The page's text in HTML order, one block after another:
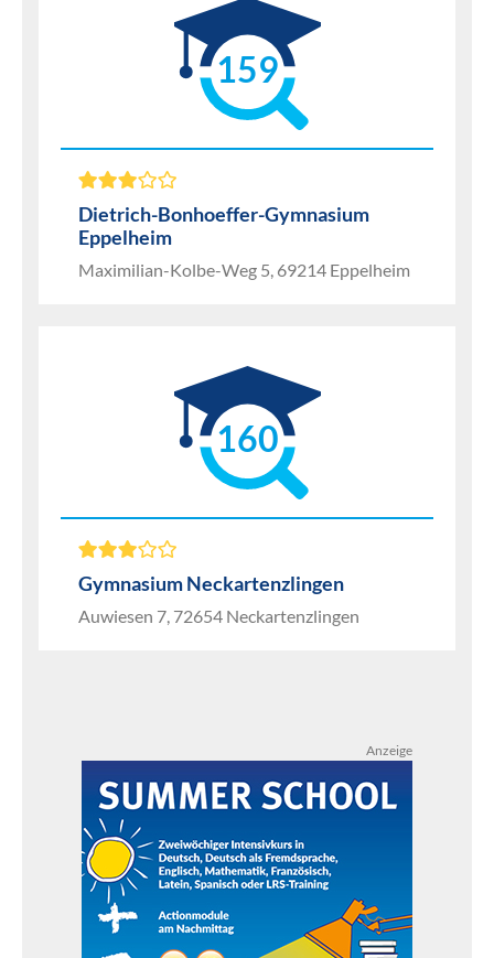
159
Dietrich-Bonhoeffer-Gymnasium
Eppelheim
Maximilian-Kolbe-Weg 5, 69214 Eppelheim
160
Gymnasium Neckartenzlingen
Auwiesen 7, 72654 Neckartenzlingen
Anzeige